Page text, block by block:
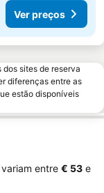
Ver preços
sites de reserva
diferenças entre as
estão disponíveis
entre ‎€ 53 e